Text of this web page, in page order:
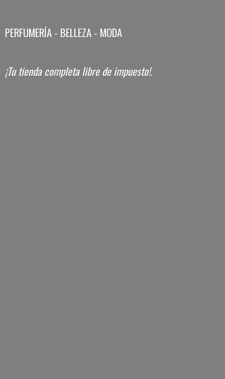
PERFUMERÍA - BELLEZA - MODA
¡Tu tienda completa librede impuesto!.